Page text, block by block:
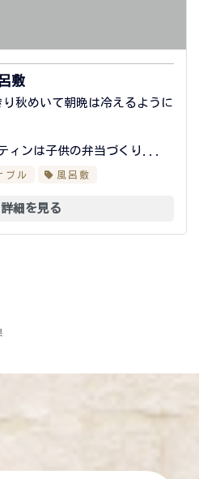
敷
秋めいて朝晩は冷えるように
ィンは子供の弁当づくり...
ブル 風呂敷
詳細を見る